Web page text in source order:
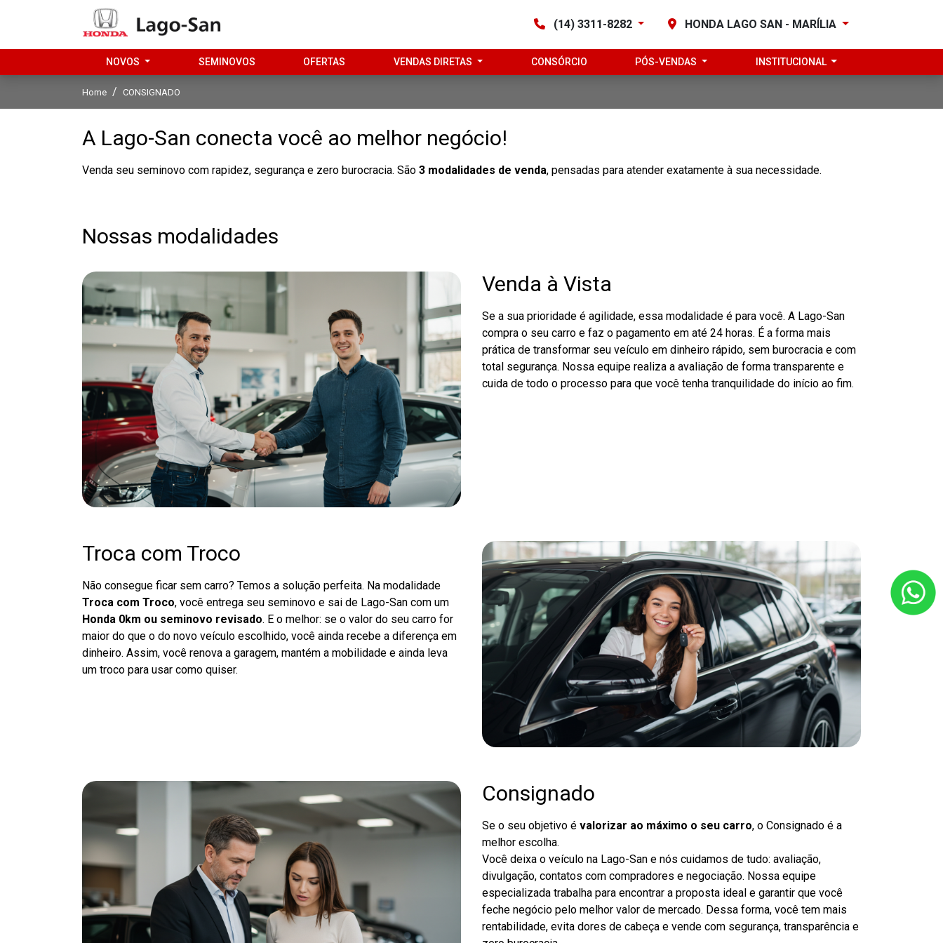
(14) 3311-8282 HONDA LAGO SAN - MARÍLIA
NOVOS SEMINOVOS OFERTAS VENDAS DIRETAS CONSÓRCIO PÓS-VENDAS INSTITUCIONAL
Home CONSIGNADO
A Lago-San conecta você ao melhor negócio!
Venda seu seminovo com rapidez, segurança e zero burocracia. São 3 modalidades de venda, pensadas para atender exatamente à sua necessidade.
Nossas modalidades
Venda à Vista
Se a sua prioridade é agilidade, essa modalidade é para você. A Lago-San
compra o seu carro e faz o pagamento em até 24 horas. É a forma mais
prática de transformar seu veículo em dinheiro rápido, sem burocracia e com
total segurança. Nossa equipe realiza a avaliação de forma transparente e
cuida de todo o processo para que você tenha tranquilidade do início ao fim.
Troca com Troco
Não consegue ficar sem carro? Temos a solução perfeita. Na modalidade
Troca com Troco, você entrega seu seminovo e sai de Lago-San com um
Honda 0km ou seminovo revisado. E o melhor: se o valor do seu carro for
maior do que o do novo veículo escolhido, você ainda recebe a diferença em
dinheiro. Assim, você renova a garagem, mantém a mobilidade e ainda leva
um troco para usar como quiser.
Consignado
Se o seu objetivo é valorizar ao máximo o seu carro, o Consignado é a
melhor escolha.
Você deixa o veículo na Lago-San e nós cuidamos de tudo: avaliação,
divulgação, contatos com compradores e negociação. Nossa equipe
especializada trabalha para encontrar a proposta ideal e garantir que você
feche negócio pelo melhor valor de mercado. Dessa forma, você tem mais
rentabilidade, evita dores de cabeça e vende com segurança, transparência e